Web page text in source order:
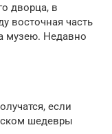
дворца, в
восточная часть
музею. Недавно
если
шедевры